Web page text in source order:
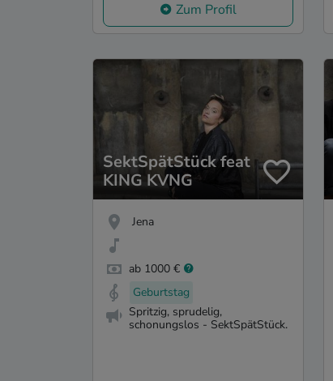
Zum Profil
SektSpätStück feat
KING KVNG
Jena
ab 1000 €
Geburtstag
Spritzig, sprudelig,
schonungslos - SektSpätStück.